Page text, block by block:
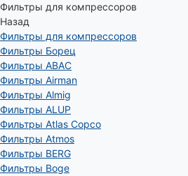
Фильтры для компрессоров
Назад
Фильтры для компрессоров
Фильтры Борец
Фильтры ABAC
Фильтры Airman
Фильтры Almig
Фильтры ALUP
Фильтры Atlas Copco
Фильтры Atmos
Фильтры BERG
Фильтры Boge